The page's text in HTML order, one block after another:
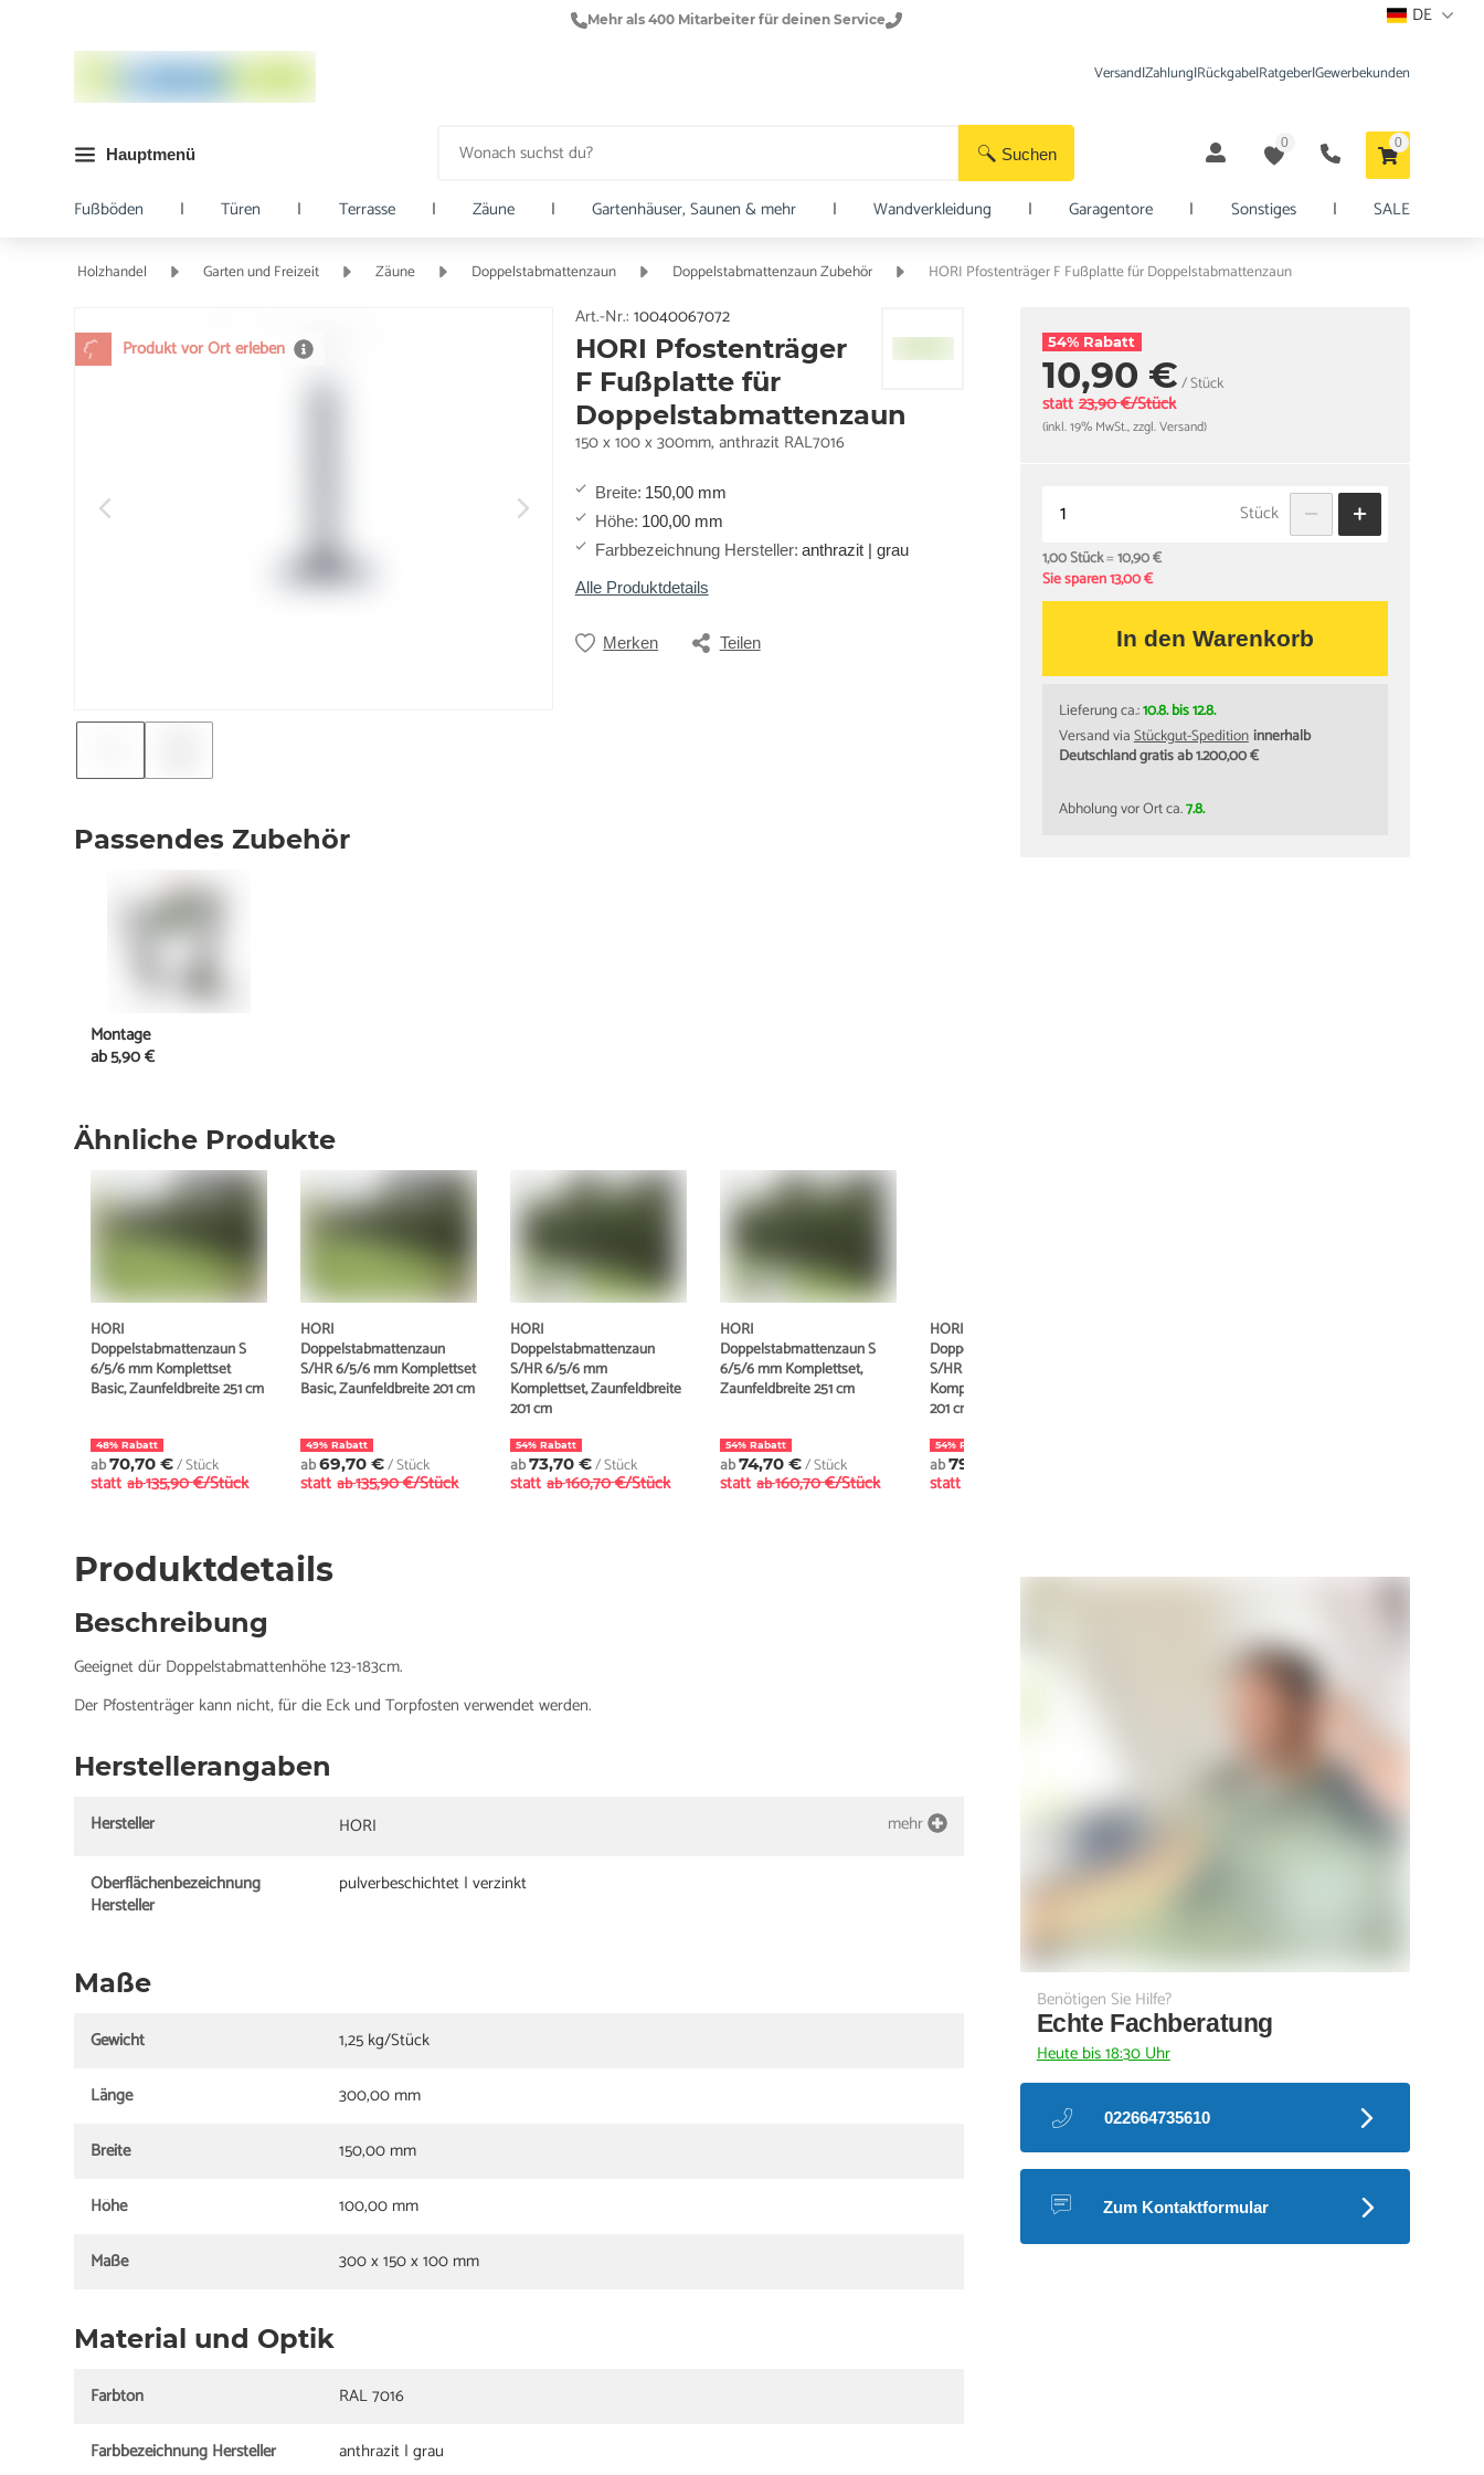
Mehr als 400 Mitarbeiter für deinen Service DE
Suchen
Versand|Zahlung|Rückgabe|Ratgeber|Gewerbekunden
Hauptmenü
0 0
Fußböden | Türen | Terrasse | Zäune | Gartenhäuser, Saunen & mehr | Wandverkleidung | Garagentore | Sonstiges | SALE
Holzhandel Garten und Freizeit Zäune Doppelstabmattenzaun Doppelstabmattenzaun Zubehör HORI Pfostenträger F Fußplatte für Doppelstabmattenzaun
Produkt vor Ort erleben
Art.-Nr.: 10040067072
HORI Pfostenträger
F Fußplatte für
Doppelstabmattenzaun
150 x 100 x 300mm, anthrazit RAL7016
Breite: 150,00 mm
Höhe: 100,00 mm
Farbbezeichnung Hersteller: anthrazit | grau
Alle Produktdetails
Merken Teilen
54% Rabatt
10,90 €/ Stück
statt 23,90 €/Stück
(inkl. 19% MwSt., zzgl. Versand)
Stück
1,00 Stück=10,90 €
Sie sparen 13,00 €
In den Warenkorb
Lieferung ca.:10.8. bis 12.8.
Versand viaStückgut-Speditioninnerhalb
Deutschland gratis ab 1.200,00 €
Abholung vor Ort ca.7.8.
Ähnliche Produkte
HORI
Doppelstabmattenzaun S
6/5/6 mm Komplettset
Basic, Zaunfeldbreite 251 cm
48% Rabatt
ab70,70 €/ Stück
statt ab135,90 €/Stück
HORI
Doppelstabmattenzaun
S/HR 6/5/6 mm Komplettset
Basic, Zaunfeldbreite 201 cm
49% Rabatt
ab69,70 €/ Stück
statt ab135,90 €/Stück
HORI
Doppelstabmattenzaun
S/HR 6/5/6 mm
Komplettset, Zaunfeldbreite
201 cm
54% Rabatt
ab73,70 €/ Stück
statt ab160,70 €/Stück
HORI
Doppelstabmattenzaun S
6/5/6 mm Komplettset,
Zaunfeldbreite 251 cm
54% Rabatt
ab74,70 €/ Stück
statt ab160,70 €/Stück
HORI
Doppelstabmattenzaun
S/HR 8/6/8 mm
Komplettset, Zaunfeldbreite
201 cm
54% Rabatt
ab79,70 €
statt
Produktdetails
Beschreibung
Geeignet dür Doppelstabmattenhöhe 123-183cm.
Der Pfostenträger kann nicht, für die Eck und Torpfosten verwendet werden.
Herstellerangaben
Hersteller HORI mehr
Oberflächenbezeichnung
Hersteller
pulverbeschichtet | verzinkt
Maße
Gewicht
1,25 kg/Stück
Länge
300,00 mm
Breite
150,00 mm
Höhe
100,00 mm
Maße
300 x 150 x 100 mm
Material und Optik
Farbton
RAL 7016
Farbbezeichnung Hersteller
anthrazit | grau
Passendes Zubehör
Montage
ab5,90 €
Benötigen Sie Hilfe?
Echte Fachberatung
Heute bis 18:30 Uhr
022664735610
Zum Kontaktformular